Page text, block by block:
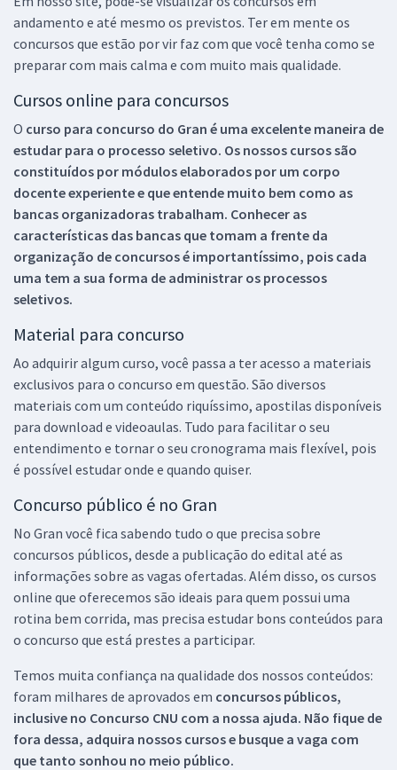
andamento e até mesmo os previstos. Ter em mente os
concursos que estão por vir faz com que você tenha como se
preparar com mais calma e com muito mais qualidade.
Cursos online para concursos
O curso para concurso do Gran é uma excelente maneira de
estudar para o processo seletivo. Os nossos cursos são
constituídos por módulos elaborados por um corpo
docente experiente e que entende muito bem como as
bancas organizadoras trabalham. Conhecer as
características das bancas que tomam a frente da
organização de concursos é importantíssimo, pois cada
uma tem a sua forma de administrar os processos
seletivos.
Material para concurso
Ao adquirir algum curso, você passa a ter acesso a materiais
exclusivos para o concurso em questão. São diversos
materiais com um conteúdo riquíssimo, apostilas disponíveis
para download e videoaulas. Tudo para facilitar o seu
entendimento e tornar o seu cronograma mais flexível, pois
é possível estudar onde e quando quiser.
Concurso público é no Gran
No Gran você fica sabendo tudo o que precisa sobre
concursos públicos, desde a publicação do edital até as
informações sobre as vagas ofertadas. Além disso, os cursos
online que oferecemos são ideais para quem possui uma
rotina bem corrida, mas precisa estudar bons conteúdos para
o concurso que está prestes a participar.
Temos muita confiança na qualidade dos nossos conteúdos:
foram milhares de aprovados em concursos públicos,
inclusive no Concurso CNU com a nossa ajuda. Não fique de
fora dessa, adquira nossos cursos e busque a vaga com
que tanto sonhou no meio público.